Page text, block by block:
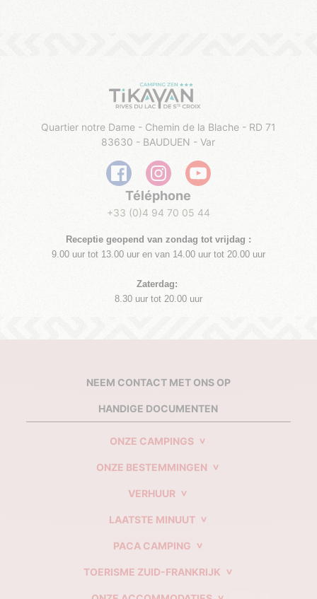
Quartier notre Dame - Chemin de la Blache - RD 71
83630 - BAUDUEN - Var
Téléphone
+33 (0)4 94 70 05 44
Receptie geopend van zondag tot vrijdag :
9.00 uur tot 13.00 uur en van 14.00 uur tot 20.00 uur
Zaterdag:
8.30 uur tot 20.00 uur
NEEM CONTACT MET ONS OP
HANDIGE DOCUMENTEN
ONZE CAMPINGS
ONZE BESTEMMINGEN
VERHUUR
LAATSTE MINUUT
PACA CAMPING
TOERISME ZUID-FRANKRIJK